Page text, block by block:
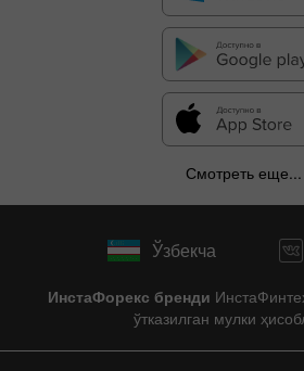
Смотреть еще...
Ўзбекча
ИнстаФорекс бренди
ўтказилган мулки